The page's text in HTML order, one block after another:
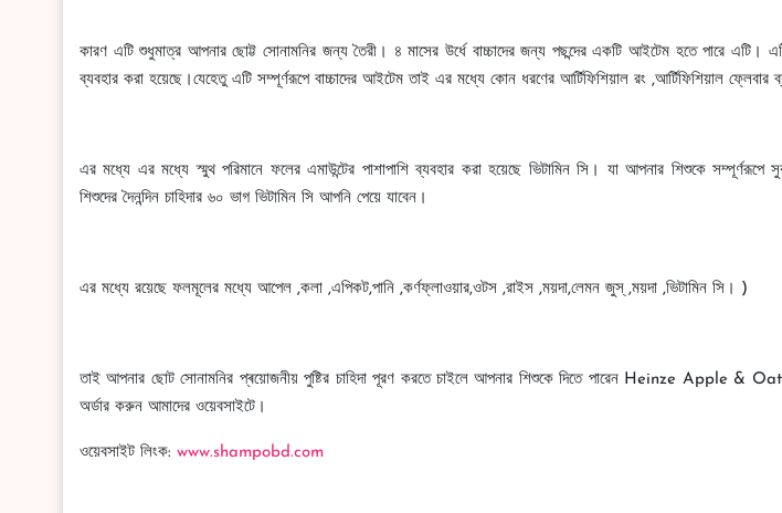
কারণ এটি শুধুমাত্র আপনার ছোট্ট সোনামনির জন্য তৈরী। ৪ মাসের উর্ধে বাচ্চাদের জন্য পছন্দের একটি আইটেম হতে পারে এটি।
ব্যবহার করা হয়েছে।যেহেতু এটি সম্পূর্ণরূপে বাচ্চাদের আইটেম তাই এর মধ্যে কোন ধরণের আর্টিফিশিয়াল রং ,আর্টিফিশিয়াল ফ্লেবার
এর মধ্যে এর মধ্যে স্মুথ পরিমানে ফলের এমাউন্টের পাশাপাশি ব্যবহার করা হয়েছে ভিটামিন সি। যা আপনার শিশুকে সম্পূর্ণরূপে
শিশুদের দৈনন্দিন চাহিদার ৬০ ভাগ ভিটামিন সি আপনি পেয়ে যাবেন।
এর মধ্যে রয়েছে ফলমূলের মধ্যে আপেল ,কলা ,এপিকট,পানি ,কর্ণফ্লাওয়ার,ওটস ,রাইস ,ময়দা,লেমন জুস্ ,ময়দা ,ভিটামিন সি। )
তাই আপনার ছোট সোনামনির প্ৰয়োজনীয় পুষ্টির চাহিদা পূরণ করতে চাইলে আপনার শিশুকে দিতে পারেন Heinze Apple &
অর্ডার করুন আমাদের ওয়েবসাইটে।
ওয়েবসাইট লিংক: www.shampobd.com